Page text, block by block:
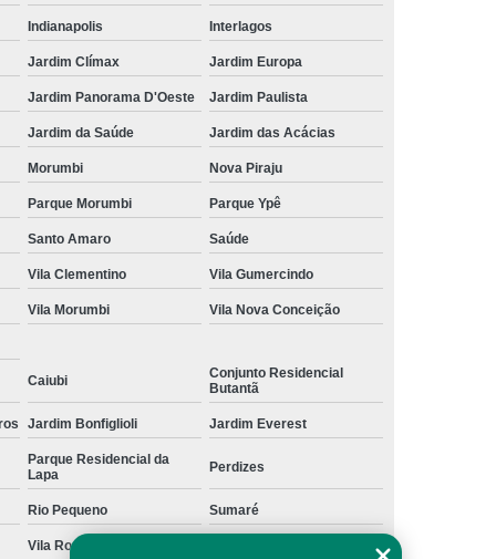
Indianapolis Interlagos
Jardim Clímax Jardim Europa
Jardim Panorama D'Oeste Jardim Paulista
Jardim da Saúde Jardim das Acácias
Morumbi Nova Piraju
Parque Morumbi Parque Ypê
Santo Amaro Saúde
Vila Clementino Vila Gumercindo
Vila Morumbi Vila Nova Conceição
Caiubi
Conjunto Residencial
Butantã
Jardim Bonfiglioli Jardim Everest
Parque Residencial da
Lapa
Perdizes
Rio Pequeno Sumaré
Vila Romana